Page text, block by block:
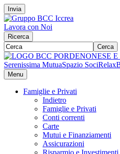
Invia
Lavora con Noi
Ricerca
Cerca
Serenissima MutuaSpazio Soci
Menu
Famiglie e Privati
Indietro
Famiglie e Privati
Conti correnti
Carte
Mutui e Finanziamenti
Assicurazioni
Risparmio e Investimenti